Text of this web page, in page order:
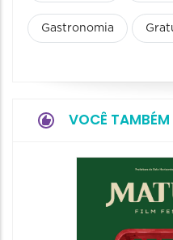
Gastronomia
VOCÊ TAMBÉM